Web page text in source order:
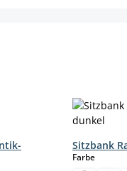
Sitzbank
Farbe